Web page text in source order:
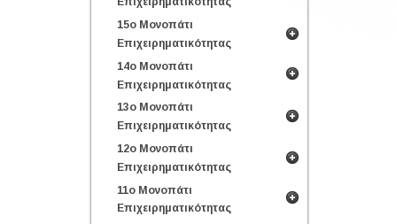
15ο Μονοπάτι
Επιχειρηματικότητας
14ο Μονοπάτι
Επιχειρηματικότητας
13ο Μονοπάτι
Επιχειρηματικότητας
12ο Μονοπάτι
Επιχειρηματικότητας
11ο Μονοπάτι
Επιχειρηματικότητας